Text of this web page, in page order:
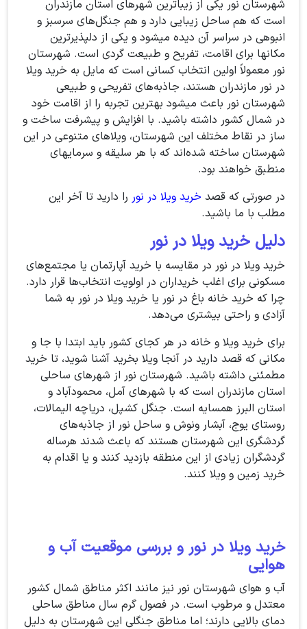
شهرستان نور یکی از زیباترین شهرهای استان مازندران
است که هم ساحل زیبایی دارد و هم جنگل‌های سرسبز و
انبوهی در سراسر آن دیده میشود و یکی از دلپذیرترین
مکانها برای اقامت، تفریح و طبیعت گردی است. شهرستان
نور معمولاً اولین انتخاب کسانی است که مایل به خرید ویلا
در نور مازندران هستند، جاذبه‌های تفریحی و طبیعی
شهرستان نور باعث میشود بهترین تجربه را از اقامت خود
در شمال کشور داشته باشید. با افزایش و پیشرفت ساخت و
ساز در نقاط مختلف این شهرستان، ویلاهای متنوعی در این
شهرستان ساخته شده‌اند که با هر سلیقه و سرمایهای
منطبق خواهند بود.
در صورتی که قصد خرید ویلا در نور را دارید تا آخر این
مطلب با ما باشید.
دلیل خرید ویلا در نور
خرید ویلا در نور در مقایسه با خرید آپارتمان یا مجتمع‌های
مسکونی برای اغلب خریداران در اولویت انتخاب‌ها قرار دارد.
چرا که خرید خانه باغ در نور یا خرید ویلا در نور به شما
آزادی و راحتی بیشتری می‌دهد.
برای خرید ویلا و خانه در هر کجای کشور باید ابتدا با جا و
مکانی که قصد دارید در آنجا ویلا بخرید آشنا شوید، تا خرید
مطمئنی داشته باشید. شهرستان نور از شهرهای ساحلی
استان مازندران است که با شهرهای آمل، محمودآباد و
استان البرز همسایه است. جنگل کشپل، دریاچه الیمالات،
روستای یوج، آبشار ونوش و ساحل نور از جاذبه‌های
گردشگری این شهرستان هستند که باعث شدند هرساله
گردشگران زیادی از این منطقه بازدید کنند و یا اقدام به
خرید زمین و ویلا کنند.
خرید ویلا در نور و بررسی موقعیت آب و
هوایی
آب و هوای شهرستان نور نیز مانند اکثر مناطق شمال کشور
معتدل و مرطوب است. در فصول گرم سال مناطق ساحلی
دمای بالایی دارند؛ اما مناطق جنگلی این شهرستان به دلیل